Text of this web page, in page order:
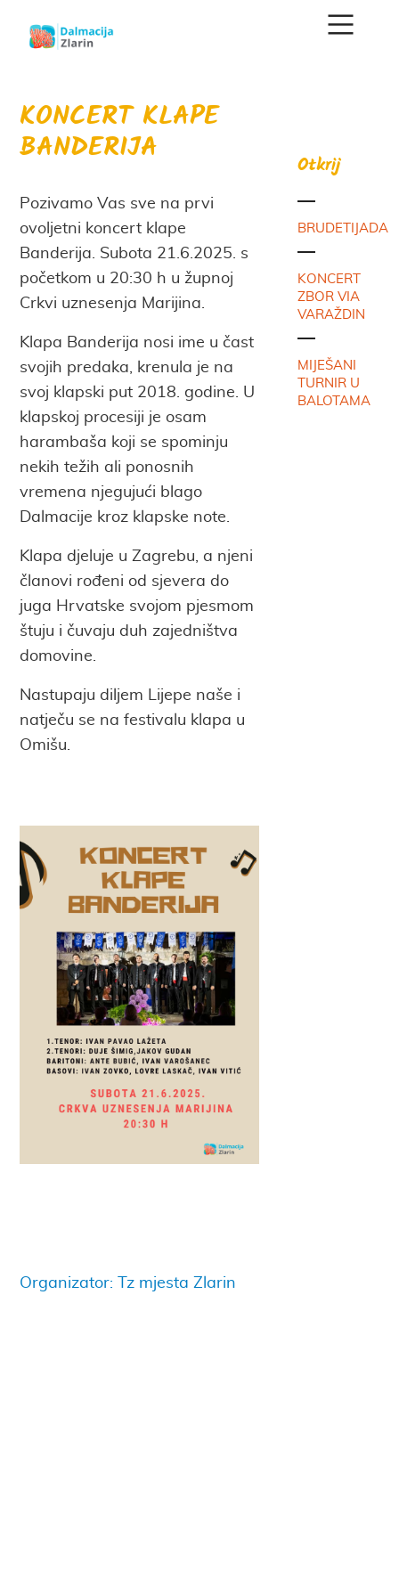
KONCERT KLAPE
BANDERIJA
Pozivamo Vas sve na prvi
ovoljetni koncert klape
Banderija. Subota 21.6.2025. s
početkom u 20:30 h u župnoj
Crkvi uznesenja Marijina.
Klapa Banderija nosi ime u čast
svojih predaka, krenula je na
svoj klapski put 2018. godine. U
klapskoj procesiji je osam
harambaša koji se spominju
nekih težih ali ponosnih
vremena njegujući blago
Dalmacije kroz klapske note.
Klapa djeluje u Zagrebu, a njeni
članovi rođeni od sjevera do
juga Hrvatske svojom pjesmom
štuju i čuvaju duh zajedništva
domovine.
Nastupaju diljem Lijepe naše i
natječu se na festivalu klapa u
Omišu.
Organizator: Tz mjesta Zlarin
Otkrij
BRUDETIJADA
KONCERT
ZBOR VIA
VARAŽDIN
MIJEŠANI
TURNIR U
BALOTAMA